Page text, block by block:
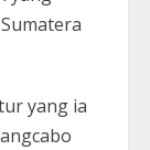
yang ia